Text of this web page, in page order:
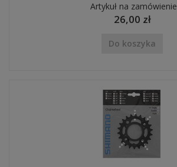
Artykuł na zamówienie
26,00 zł
Do koszyka